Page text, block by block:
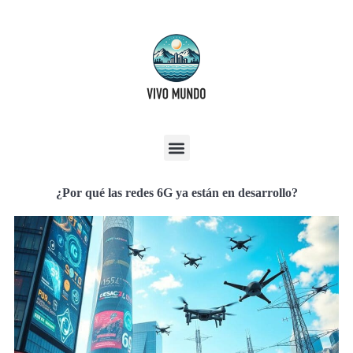
¿Por qué las redes 6G ya están en desarrollo?